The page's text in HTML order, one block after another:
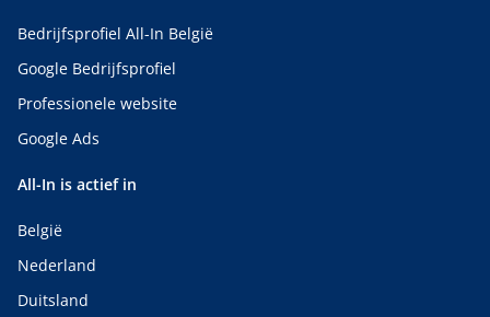
Bedrijfsprofiel All-In België
Google Bedrijfsprofiel
Professionele website
Google Ads
All-In is actief in
België
Nederland
Duitsland